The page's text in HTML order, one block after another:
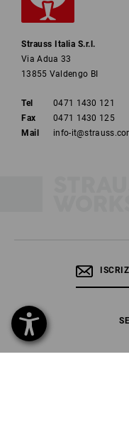
A
Strauss Italia S.r.l.
Via Adua 33
13855 Valdengo BI
Tel
0471 1430 121
Fax
0471 1430 125
Mail
info-